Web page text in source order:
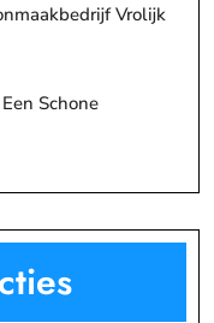
Vrolijk
Schone